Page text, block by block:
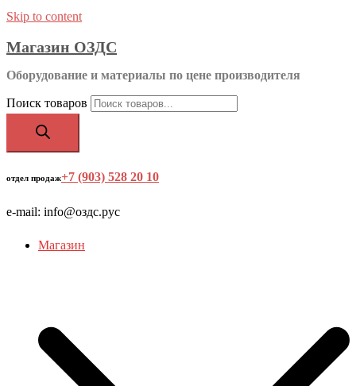
Skip to content
Магазин ОЗДС
Оборудование и материалы по цене производителя
Поиск товаров
отдел продаж+7 (903) 528 20 10
e-mail: info@оздс.рус
Магазин